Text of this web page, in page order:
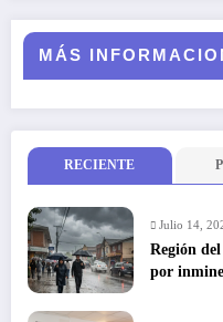
MÁS
RECIENTE
Julio 14,
Región
por